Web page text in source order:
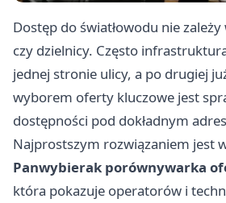
Dostęp do światłowodu nie zależy
czy dzielnicy. Często
jednej stronie ulicy, a po drugiej
wyborem oferty kluczowe jest
dostępności pod dokładnym
Najprostszym rozwiązaniem jest
Panwybierak porównywarka
która pokazuje operatorów i